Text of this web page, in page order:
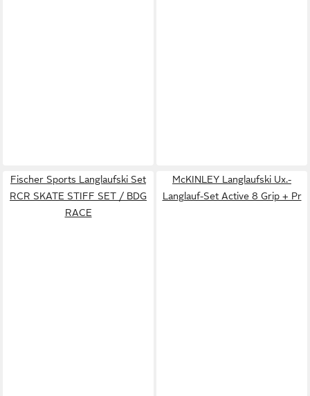
Fischer Sports Langlaufski Set
RCR SKATE STIFF SET / BDG
RACE
McKINLEY Langlaufski Ux.-
Langlauf-Set Active 8 Grip + Pr